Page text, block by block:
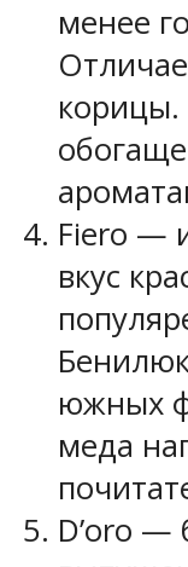
менее
корицы.
Fiero —
вкус
южных
меда
D’oro —